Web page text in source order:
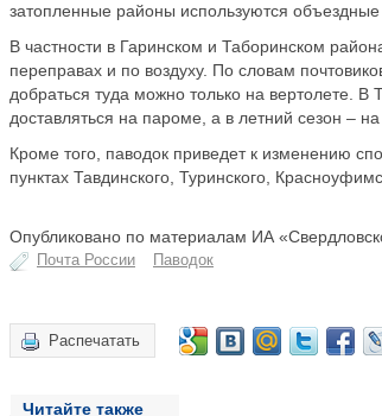
затопленные районы используются
В частности в Гаринском и Таборинском
переправах и по воздуху. По словам
добраться туда можно только на вертолете.
доставляться на пароме, а в летний сезон – на
Кроме того, паводок приведет к изменению
пунктах Тавдинского, Туринского,
Опубликовано по материалам ИА
Почта России Паводок
Распечатать
Читайте также